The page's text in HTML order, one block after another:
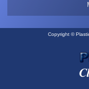
Copyright ©